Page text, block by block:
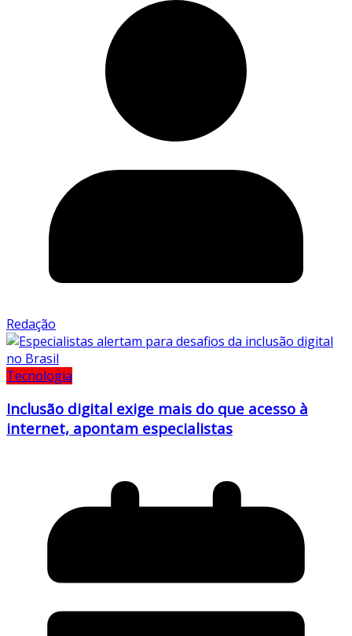
Redação
Tecnologia
Inclusão digital exige mais do que acesso à
internet, apontam especialistas